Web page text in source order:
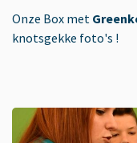
Onze Box met
knotsgekke foto's !